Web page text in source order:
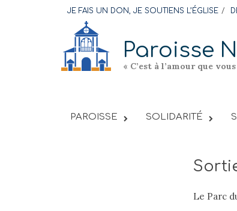
content
JE FAIS UN DON, JE SOUTIENS L’ÉGLISE
Paroisse
« C’est à l’amour que
PAROISSE SOLIDARITÉ
Le Parc